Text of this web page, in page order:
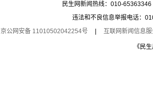
民生网新闻热线：010-
违法和不良信息举报电话：
京公网安备 11010502042254号
互联网新闻信息
《民